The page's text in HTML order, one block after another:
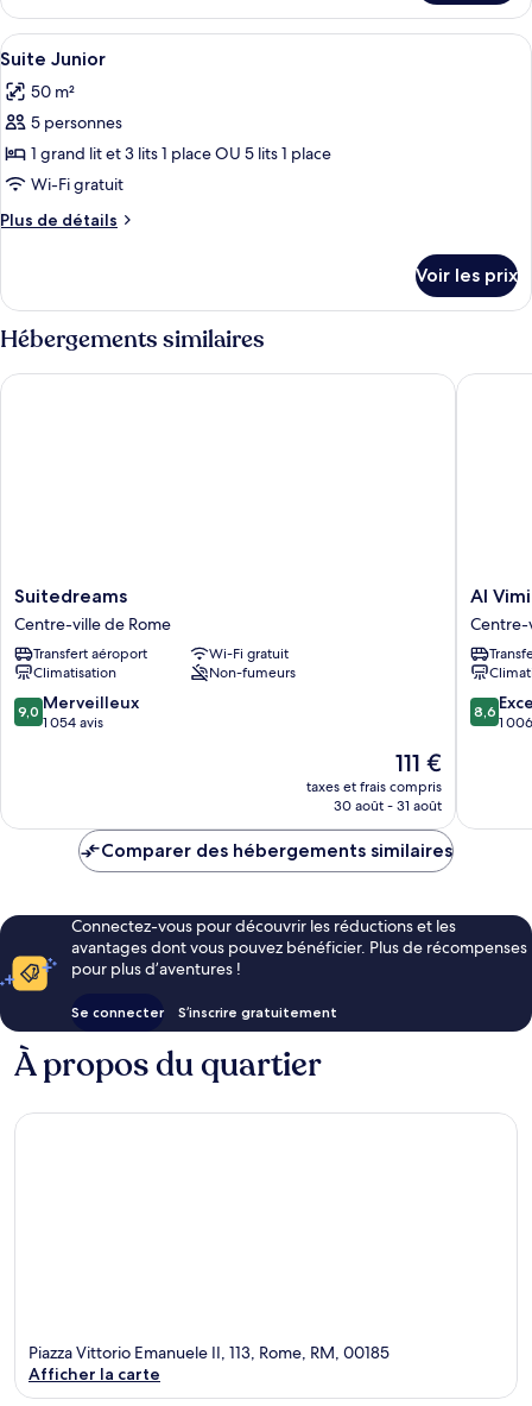
Deluxe
le
type
de
Chambre
Triple
Afficher
toutes
les
photos
pour
ce
type
de
Suite
Junior
Une chambre d’hôtel moderne
8
Suite Junior
50 m²
5 personnes
1 grand lit et 3 lits 1 place OU 5 lits 1 place
Wi-Fi gratuit
Plus de détails
Plus
le
type
de
chambre
Suite
Voir les prix
Hébergements similaires
Suitedreams
Centre-
ville
de
Rome
Suitedreams
Centre-ville de Rome
Transfert aéroport
Wi-Fi gratuit
Climatisation
Non-fumeurs
9.0
sur
9,0 Merveilleux
1 054 avis
Le
nouveau
prix
de
111 €
taxes et frais compris
30 août - 31 août
Suitedreams
Al
Viminale
Hill
Inn
&
Hotel
Centre-
Al
Centre-
8.6
sur
8,6
1
Al
Comparer des hébergements similaires
Connectez-vous pour découvrir les réductions et les
avantages dont vous pouvez bénéficier. Plus de récompenses
pour plus d’aventures !
Se connecter S’inscrire gratuitement
À propos du quartier
Piazza Vittorio Emanuele II, 113, Rome, RM, 00185
Afficher la carte